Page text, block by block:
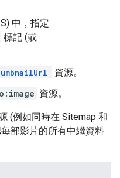
中，指定
標記 (或
資源。
資源。
(例如同時在 Sitemap 和
部影片的所有中繼資料